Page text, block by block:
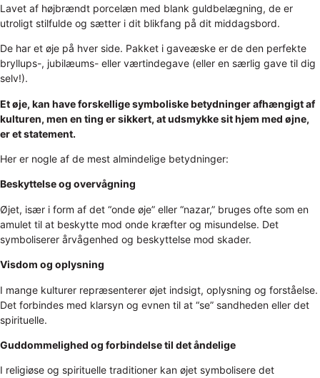
Lavet af højbrændt porcelæn med blank guldbelægning, de er
utroligt stilfulde og sætter i dit blikfang på dit middagsbord.
De har et øje på hver side. Pakket i gaveæske er de den perfekte
bryllups-, jubilæums- eller værtindegave (eller en særlig gave til dig
selv!).
Et øje, kan have forskellige symboliske betydninger afhængigt af
kulturen, men en ting er sikkert, at udsmykke sit hjem med øjne,
er et statement.
Her er nogle af de mest almindelige betydninger:
Beskyttelse og overvågning
Øjet, især i form af det “onde øje” eller “nazar,” bruges ofte som en
amulet til at beskytte mod onde kræfter og misundelse. Det
symboliserer årvågenhed og beskyttelse mod skader.
Visdom og oplysning
I mange kulturer repræsenterer øjet indsigt, oplysning og forståelse.
Det forbindes med klarsyn og evnen til at “se” sandheden eller det
spirituelle.
Guddommelighed og forbindelse til det åndelige
I religiøse og spirituelle traditioner kan øjet symbolisere det